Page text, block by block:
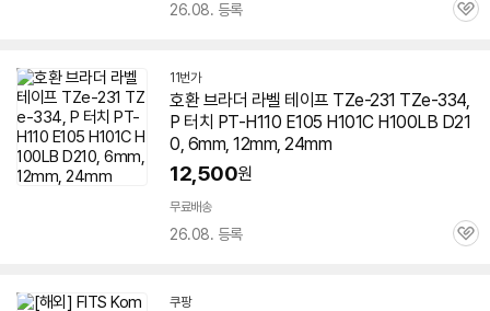
26.08. 등록
관
11번가
호환 브라더 라벨 테이프 TZe-231 TZe-334,
P 터치 PT-H110 E105 H101C H100LB D21
0, 6mm, 12mm, 24mm
12,500원
무료배송
26.08. 등록
관
쿠팡